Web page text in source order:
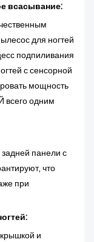
всасывание:
для ногтей
подпиливания
с сенсорной
мощность
одним
панели с
что
при
и